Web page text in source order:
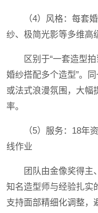
（4）风格：每套
纱、极简光影等多维高
区别于“一套造型
婚纱搭配多个造型”。
或法式浪漫氛围，大幅
率。
（5）服务：18年
线作业
团队由金像奖得主
知名造型师与经验扎实
支持面部精细化调整，